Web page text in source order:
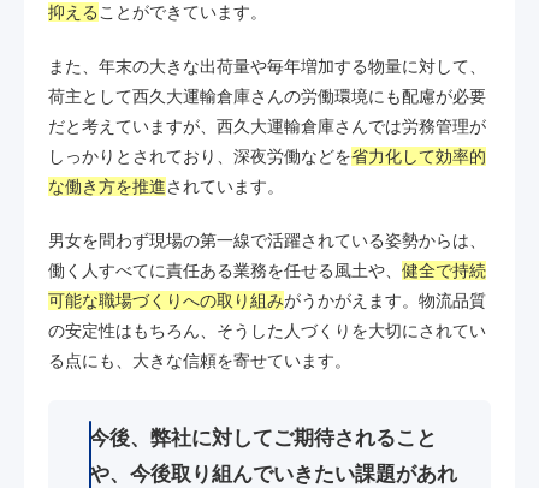
抑える ことができています。
また、年末の大きな出荷量や毎年増加する物量に対して、
荷主として西久大運輸倉庫さんの労働環境にも配慮が必要
だと考えていますが、西久大運輸倉庫さんでは労務管理が
しっかりとされており、深夜労働などを省力化して効率的
な働き方を推進されています。
男女を問わず現場の第一線で活躍されている姿勢からは、
働く人すべてに責任ある業務を任せる風土や、 健全で持続
可能な職場づくりへの取り組みがうかがえます。物流品質
の安定性はもちろん、そうした人づくりを大切にされてい
る点にも、大きな信頼を寄せています。
今後、弊社に対してご期待されること
や、今後取り組んでいきたい課題があれ